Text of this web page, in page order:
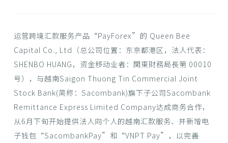
运营跨境汇款服务产品“PayForex”的 Queen Bee
Capital Co., Ltd（总公司位置：东京都港区，法人代表：
SHENBO HUANG，资金移动业者：関東財務局長第 00010
号），与越南Saigon Thuong Tin Commercial Joint
Stock Bank(简称：Sacombank)旗下子公司Sacombank
Remittance Express Limited Company达成商务合作，
从6月下旬开始提供法人向个人的越南汇款服务、并新增电
子钱包“SacombankPay”和“VNPT Pay”，以完善